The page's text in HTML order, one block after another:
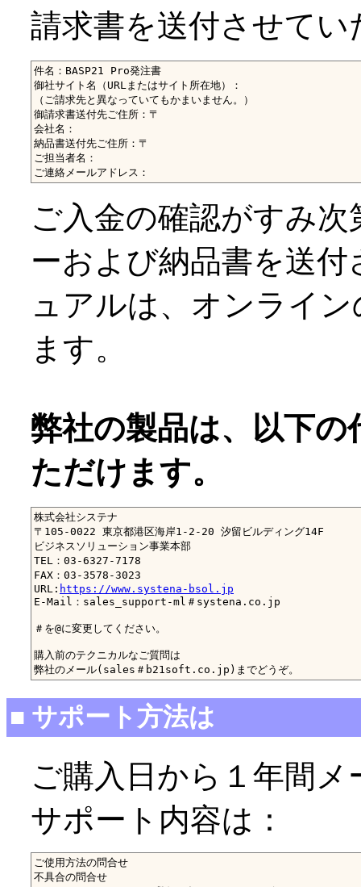
請求書を送付させてい
件名：BASP21 Pro発注書
御社サイト名（URLまたはサイト所在地）：
（ご請求先と異なっていてもかまいません。）
御請求書送付先ご住所：〒
会社名：
納品書送付先ご住所：〒
ご担当者名：
ご入金の確認がすみ次
ーおよび納品書を送
ュアルは、オンライ
ます。
弊社の製品は、以下
ただけます。
株式会社システナ
〒105-0022 東京都港区海岸1-2-20 汐留ビルディング14F
ビジネスソリューション事業本部
TEL：03-6327-7178
FAX：03-3578-3023
URL: https://www.systena-bsol.jp
E-Mail：sales_support-ml＃systena.co.jp
＃を@に変更してください。
購入前のテクニカルなご質問は
■ サポート方法は
ご購入日から１年間
サポート内容は：
ご使用方法の問合せ
不具合の問合せ